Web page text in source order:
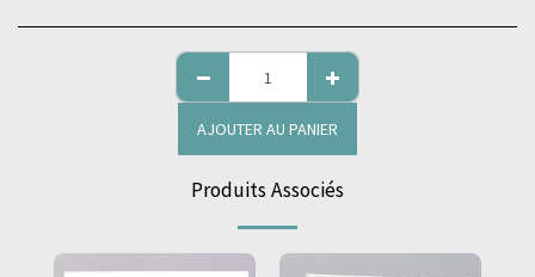
AJOUTER AU PANIER
Produits Associés